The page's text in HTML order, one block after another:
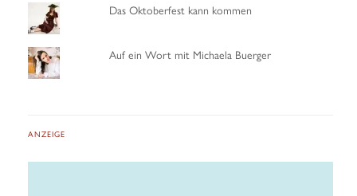
Das Oktoberfest kann kommen
Auf ein Wort mit Michaela Buerger
ANZEIGE